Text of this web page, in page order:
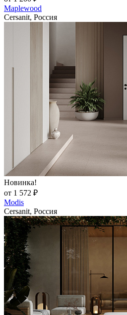
Maplewood
Cersanit, Россия
Новинка!
от 1 572 ₽
Modis
Cersanit, Россия